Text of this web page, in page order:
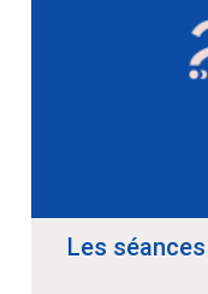
Les